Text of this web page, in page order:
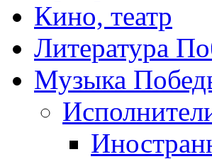
Кино, театр
Литература
Музыка